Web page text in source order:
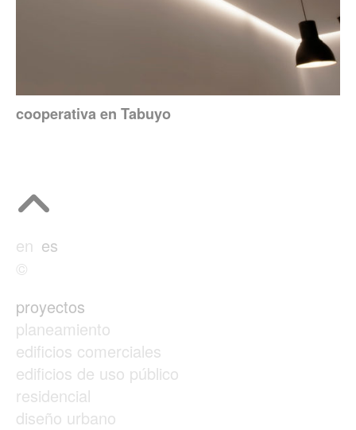
cooperativa en Tabuyo
en es
©
proyectos
planeamiento
edificios comerciales
edificios de uso público
residencial
diseño urbano